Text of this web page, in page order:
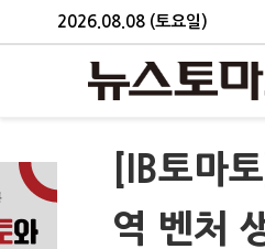
2026.08.08 (토요일)
[IB토마
역 벤처